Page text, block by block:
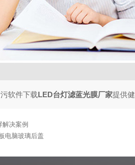
软件下载LED台灯滤蓝光膜厂家提供健
解决案例
电脑玻璃后盖